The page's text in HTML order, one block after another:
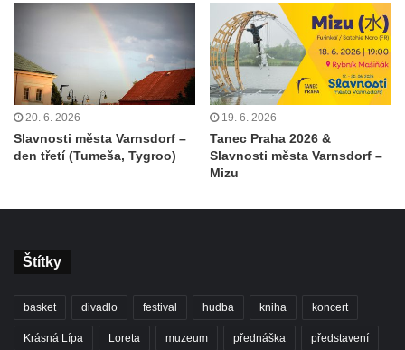
20. 6. 2026
Slavnosti města Varnsdorf –
den třetí (Tumeša, Tygroo)
19. 6. 2026
Tanec Praha 2026 &
Slavnosti města Varnsdorf –
Mizu
Štítky
basket divadlo festival hudba kniha koncert
Krásná Lípa Loreta muzeum přednáška představení